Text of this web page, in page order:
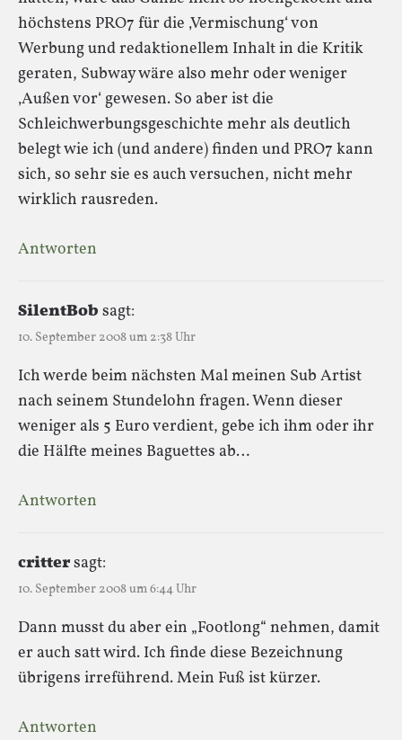
höchstens PRO7 für die ‚Vermischung‘ von
Werbung und redaktionellem Inhalt in die Kritik
geraten, Subway wäre also mehr oder weniger
‚Außen vor‘ gewesen. So aber ist die
Schleichwerbungsgeschichte mehr als deutlich
belegt wie ich (und andere) finden und PRO7 kann
sich, so sehr sie es auch versuchen, nicht mehr
wirklich rausreden.
Antworten
SilentBob sagt:
10. September 2008 um 2:38 Uhr
Ich werde beim nächsten Mal meinen Sub Artist
nach seinem Stundelohn fragen. Wenn dieser
weniger als 5 Euro verdient, gebe ich ihm oder ihr
die Hälfte meines Baguettes ab…
Antworten
crittersagt:
10. September 2008 um 6:44 Uhr
Dann musst du aber ein „Footlong“ nehmen, damit
er auch satt wird. Ich finde diese Bezeichnung
übrigens irreführend. Mein Fuß ist kürzer.
Antworten